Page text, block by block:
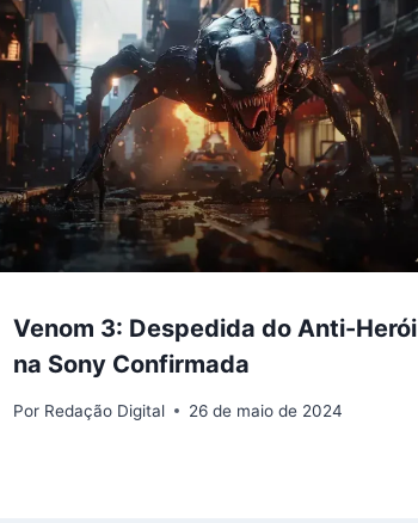
Venom 3: Despedida do Anti-Herói
na Sony Confirmada
Por Redação Digital 26 de maio de 2024